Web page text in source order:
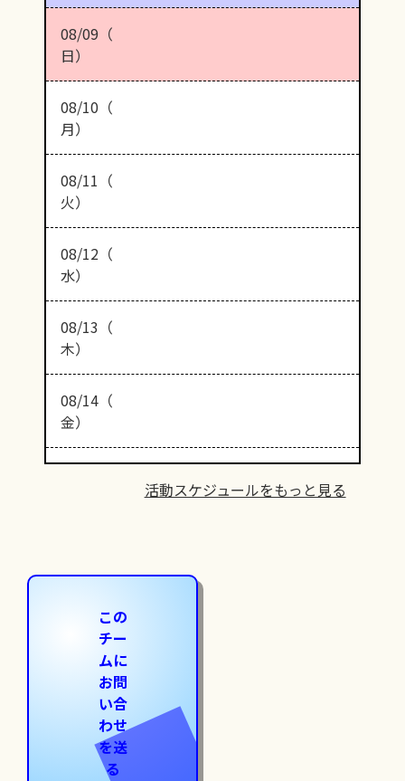
08/09（
日）
08/10（
月）
08/11（
火）
08/12（
水）
08/13（
木）
08/14（
金）
活動スケジュールをもっと見る
この
チー
ムに
お問
い合
わせ
を送
る